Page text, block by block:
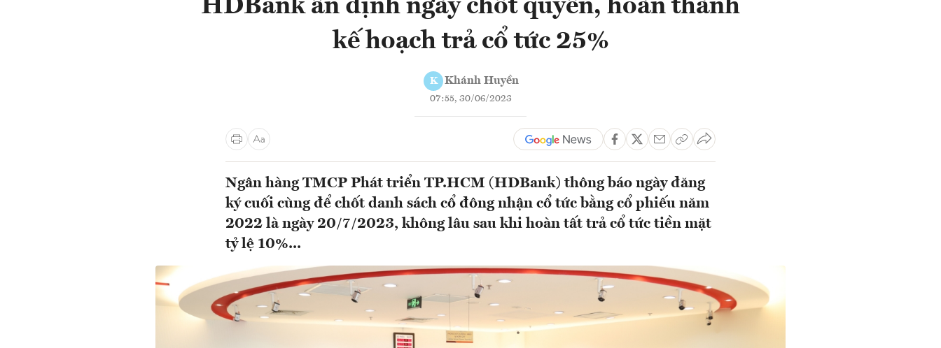
HDBank ấn định ngày chốt quyền, hoàn thành
kế hoạch trả cổ tức 25%
K Khánh Huyền
07:55, 30/06/2023
Ngân hàng TMCP Phát triển TP.HCM (HDBank) thông báo ngày đăng
ký cuối cùng để chốt danh sách cổ đông nhận cổ tức bằng cổ phiếu năm
2022 là ngày 20/7/2023, không lâu sau khi hoàn tất trả cổ tức tiền mặt
tỷ lệ 10%...